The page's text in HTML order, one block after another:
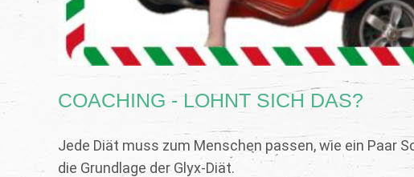
COACHING - LOHNT SICH DAS?
Jede Diät muss zum Menschen passen, wie ein Paar
die Grundlage der Glyx-Diät.